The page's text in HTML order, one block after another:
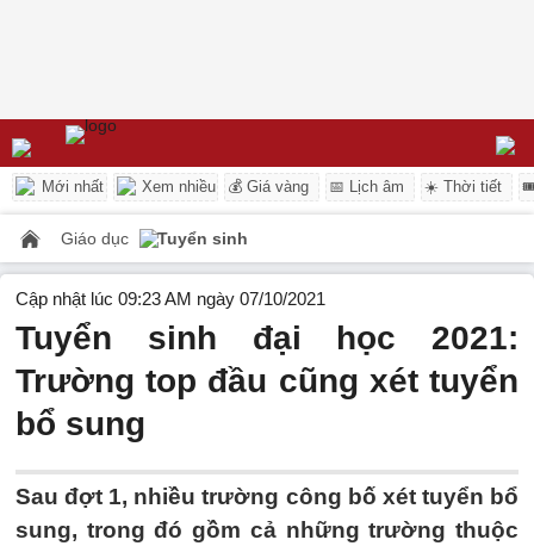
Mới nhất Xem nhiều 💰 Giá vàng 📅 Lịch âm ☀️ Thời tiết
Giáo dục Tuyển sinh
Cập nhật lúc 09:23 AM ngày 07/10/2021
Tuyển sinh đại học 2021:
Trường top đầu cũng xét tuyển
bổ sung
Sau đợt 1, nhiều trường công bố xét tuyển bổ
sung, trong đó gồm cả những trường thuộc